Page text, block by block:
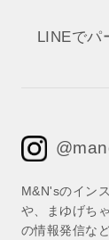
LINEでパ
M&N'sのイン
や、まゆげち
の情報発信な